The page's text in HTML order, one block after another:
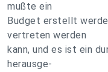
mußte ein
Budget erstellt
vertreten werden
kann, und es ist ein
herausge-